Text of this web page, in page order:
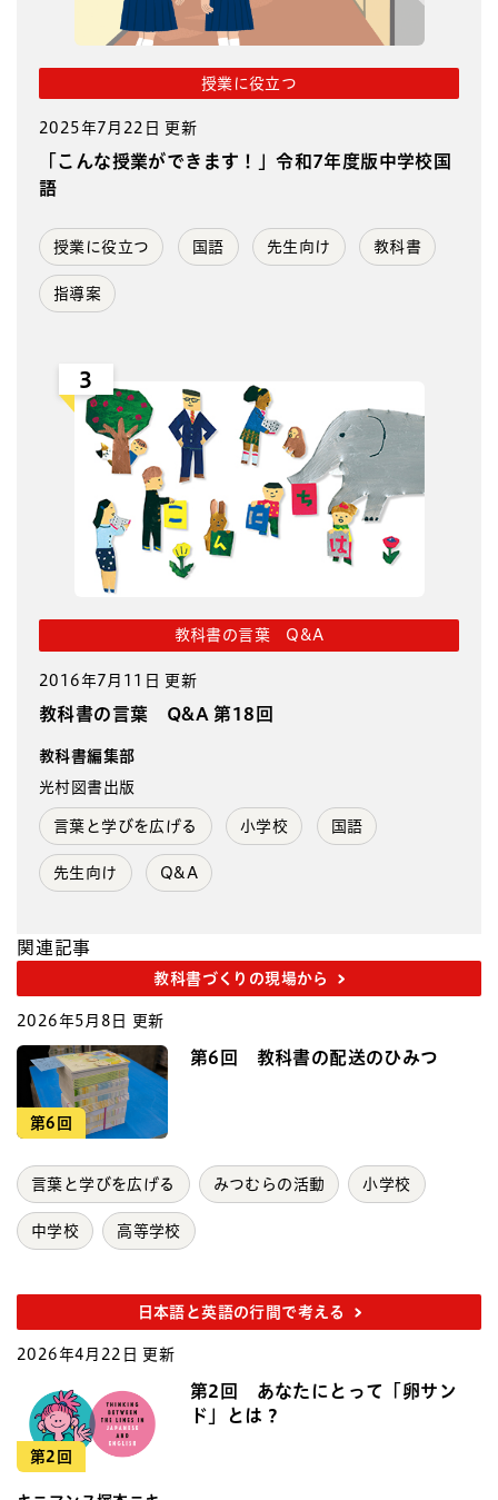
授業に役立つ
2025年7月22日 更新
「こんな授業ができます！」令和7年度版中学校国
語
授業に役立つ 国語 先生向け 教科書
指導案
3
教科書の言葉 Q&A
2016年7月11日 更新
教科書の言葉 Q&A 第18回
教科書編集部
光村図書出版
言葉と学びを広げる 小学校 国語
先生向け Q&A
関連記事
教科書づくりの現場から
2026年5月8日 更新
第6回
第6回 教科書の配送のひみつ
言葉と学びを広げる みつむらの活動 小学校
中学校 高等学校
日本語と英語の行間で考える
2026年4月22日 更新
第2回
第2回 あなたにとって「卵サン
ド」とは？